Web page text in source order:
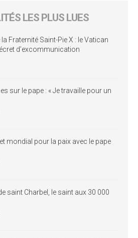
LES PLUS LUES
Fraternité Saint-Pie X : le Vatican
d’excommunication
sur le pape : « Je travaille pour un
mondial pour la paix avec le pape
saint Charbel, le saint aux 30 000